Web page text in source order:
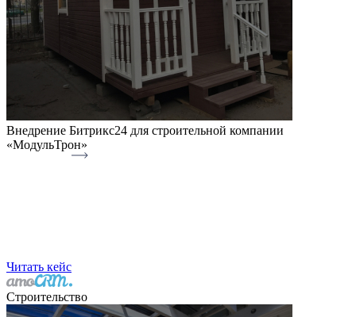
Внедрение Битрикс24 для строительной компании
«МодульТрон»
Читать кейс
Строительство